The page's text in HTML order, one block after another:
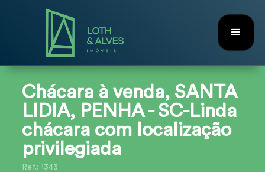
Chácara à venda, SANTA
LIDIA, PENHA - SC-Linda
chácara com localização
privilegiada
Ref.: 1343